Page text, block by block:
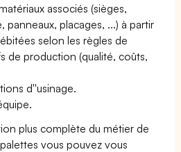
associés (sièges,
placages, ...) à partir
selon les règles de
de production (qualité, coûts,
d''usinage.
plus complète du métier de
vous pouvez vous